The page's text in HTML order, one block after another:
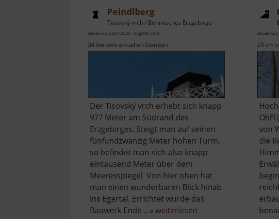
Peindlberg
Tisovský vrch / Böhmisches Erzgebirge
aktuell vom 23.04.2026 / Zugriffe: 3763
34 km vom aktuellen Standort
Der Tisovský vrch erhebt sich knapp
977 Meter am Südrand des
Erzgebirges. Steigt man auf seinen
fünfundzwanzig Meter hohen Turm,
so befindet man sich also knapp
eintausend Meter über dem
Meeresspiegel. Von hier oben hat
man einen wunderbaren Blick hinab
ins Egertal. Errichtet wurde das
Bauwerk Ende .. » weiterlesen
aktuell
29 km
Ohří
von
die